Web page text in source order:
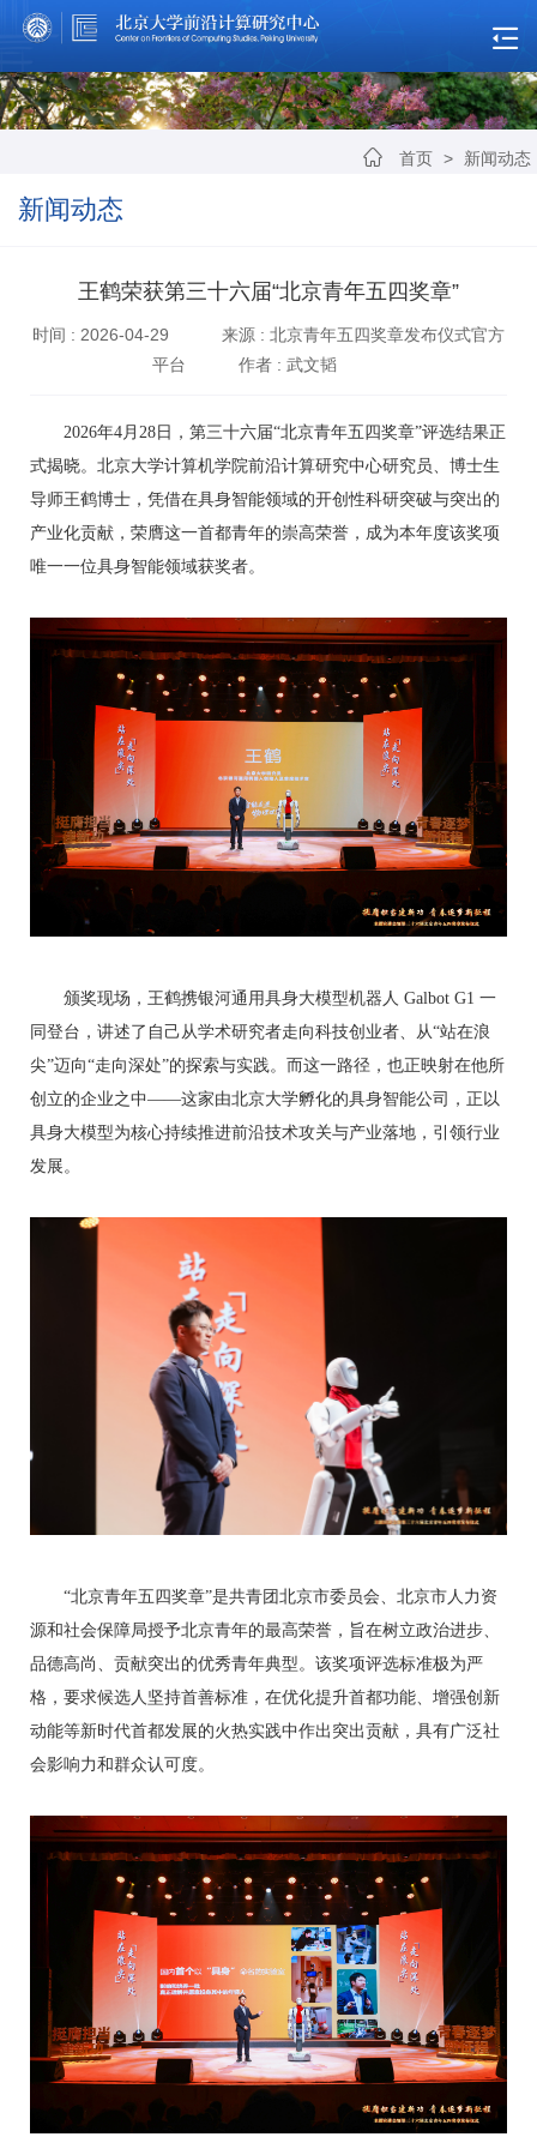
首页 > 新闻动态
新闻动态
王鹤荣获第三十六届“北京青年五四奖章”
时间 : 2026-04-29
来源 : 北京青年五四奖章发布仪式官方
平台
作者 : 武文韬
2026年4月28日，第三十六届“北京青年五四奖章”评选结果正
式揭晓。北京大学计算机学院前沿计算研究中心研究员、博士生
导师王鹤博士，凭借在具身智能领域的开创性科研突破与突出的
产业化贡献，荣膺这一首都青年的崇高荣誉，成为本年度该奖项
唯一一位具身智能领域获奖者。
颁奖现场，王鹤携银河通用具身大模型机器人 Galbot G1 一
同登台，讲述了自己从学术研究者走向科技创业者、从“站在浪
尖”迈向“走向深处”的探索与实践。而这一路径，也正映射在他所
创立的企业之中——这家由北京大学孵化的具身智能公司，正以
具身大模型为核心持续推进前沿技术攻关与产业落地，引领行业
发展。
“北京青年五四奖章”是共青团北京市委员会、北京市人力资
源和社会保障局授予北京青年的最高荣誉，旨在树立政治进步、
品德高尚、贡献突出的优秀青年典型。该奖项评选标准极为严
格，要求候选人坚持首善标准，在优化提升首都功能、增强创新
动能等新时代首都发展的火热实践中作出突出贡献，具有广泛社
会影响力和群众认可度。